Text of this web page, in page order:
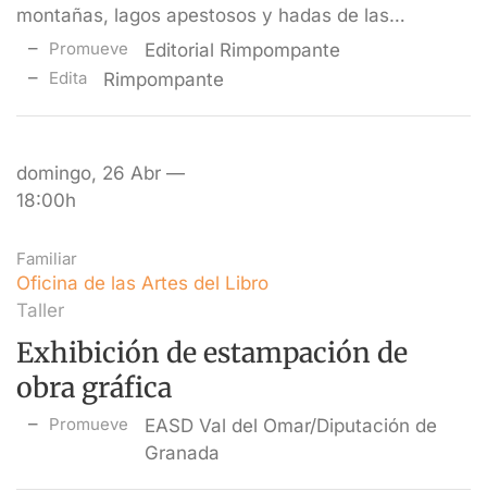
montañas, lagos apestosos y hadas de las…
Promueve Editorial Rimpompante
Edita Rimpompante
domingo, 26 Abr —
18:00h
Familiar
Oficina de las Artes del Libro
Taller
Exhibición de estampación de
obra gráfica
Promueve
EASD Val del Omar/Diputación de
Granada